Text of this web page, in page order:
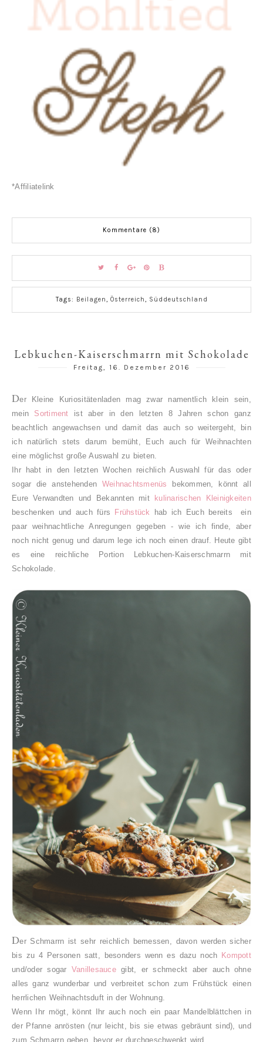
*Affiliatelink
Kommentare (8)
Tags: Beilagen, Österreich, Süddeutschland
Lebkuchen-Kaiserschmarrn mit Schokolade
Freitag, 16. Dezember 2016
Der Kleine Kuriositätenladen mag zwar namentlich klein sein,
mein Sortiment ist aber in den letzten 8 Jahren schon ganz
beachtlich angewachsen und damit das auch so weitergeht, bin
ich natürlich stets darum bemüht, Euch auch für Weihnachten
eine möglichst große Auswahl zu bieten.
Ihr habt in den letzten Wochen reichlich Auswahl für das oder
sogar die anstehenden Weihnachtsmenüs
bekommen, könnt all
Eure Verwandten und Bekannten mit
kulinarischen Kleinigkeiten
beschenken und auch fürs
Frühstück
hab ich Euch bereits ein
paar weihnachtliche Anregungen gegeben - wie ich finde, aber
noch nicht genug und darum lege ich noch einen drauf. Heute gibt
es eine reichliche Portion Lebkuchen-Kaiserschmarrn mit
Schokolade.
Der Schmarrn ist sehr reichlich bemessen, davon werden sicher
bis zu 4 Personen satt, besonders wenn es dazu noch Kompott
und/oder sogar Vanillesaucegibt, er schmeckt aber auch ohne
alles ganz wunderbar und verbreitet schon zum Frühstück einen
herrlichen Weihnachtsduft in der Wohnung.
Wenn Ihr mögt, könnt Ihr auch noch ein paar Mandelblättchen in
der Pfanne anrösten (nur leicht, bis sie etwas gebräunt sind), und
zum Schmarrn geben, bevor er durchgeschwenkt wird.